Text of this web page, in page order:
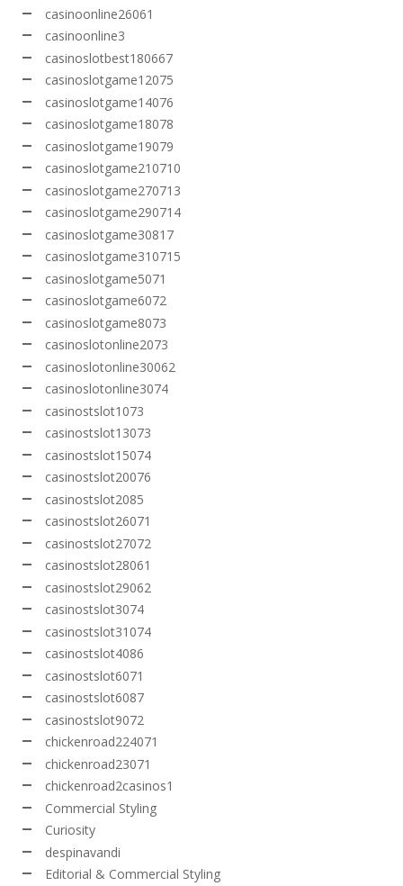
casinoonline26061
casinoonline3
casinoslotbest180667
casinoslotgame12075
casinoslotgame14076
casinoslotgame18078
casinoslotgame19079
casinoslotgame210710
casinoslotgame270713
casinoslotgame290714
casinoslotgame30817
casinoslotgame310715
casinoslotgame5071
casinoslotgame6072
casinoslotgame8073
casinoslotonline2073
casinoslotonline30062
casinoslotonline3074
casinostslot1073
casinostslot13073
casinostslot15074
casinostslot20076
casinostslot2085
casinostslot26071
casinostslot27072
casinostslot28061
casinostslot29062
casinostslot3074
casinostslot31074
casinostslot4086
casinostslot6071
casinostslot6087
casinostslot9072
chickenroad224071
chickenroad23071
chickenroad2casinos1
Commercial Styling
Curiosity
despinavandi
Editorial & Commercial Styling